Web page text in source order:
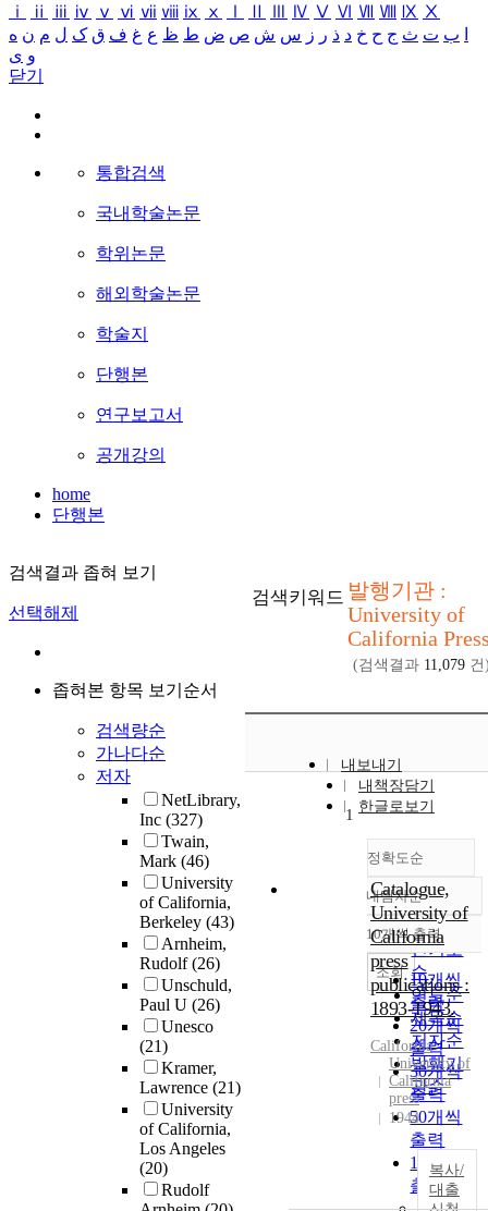
ⅰ
ⅱ ⅲ ⅳ ⅴ ⅵ ⅶ ⅷ ⅸ ⅹ Ⅳ Ⅴ Ⅵ Ⅶ Ⅷ Ⅸ Ⅹ
ب ت ث ج ح خ د ذ ر ز س ش ص ض ط ظ ع غ ف ق ک ل م ن ه
و ی
닫기
통합검색
국내학술논문
학위논문
해외학술논문
학술지
단행본
연구보고서
공개강의
home
단행본
검색결과 좁혀 보기
선택해제
좁혀본 항목 보기순서
검색량순
가나다순
저자
NetLibrary,
Inc (327)
Twain,
Mark (46)
University
of California,
Berkeley (43)
Arnheim,
Rudolf(26)
Unschuld,
Paul U (26)
Unesco
(21)
Kramer,
Lawrence (21)
University
of California,
Los Angeles
(20)
Rudolf
검색키워드 발행기관 :
University of
California
(검색결과 11,079 건
내보내기
내책장담기
한글로보기
정확도순
정확도
순
인기도
순
연도순
제목순
저자순
발행기
관순
내림차순
내림차순
10개씩 출력
10개씩
출력
20개씩
출력
30개씩
출력
50개씩
출력
100개씩
출력
조회
1
Catalogue,
University of
California
press
publications :
1893-1943.
California
University of
California
press
1944
복사/
대출